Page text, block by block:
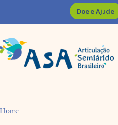
Doe e Ajude
Home